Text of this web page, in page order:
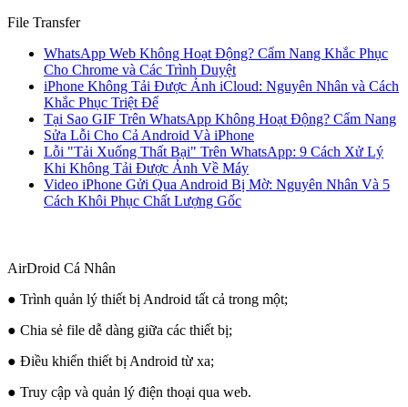
File Transfer
WhatsApp Web Không Hoạt Động? Cẩm Nang Khắc Phục
Cho Chrome và Các Trình Duyệt
iPhone Không Tải Được Ảnh iCloud: Nguyên Nhân và Cách
Khắc Phục Triệt Để
Tại Sao GIF Trên WhatsApp Không Hoạt Động? Cẩm Nang
Sửa Lỗi Cho Cả Android Và iPhone
Lỗi "Tải Xuống Thất Bại" Trên WhatsApp: 9 Cách Xử Lý
Khi Không Tải Được Ảnh Về Máy
Video iPhone Gửi Qua Android Bị Mờ: Nguyên Nhân Và 5
Cách Khôi Phục Chất Lượng Gốc
AirDroid Cá Nhân
● Trình quản lý thiết bị Android tất cả trong một;
● Chia sẻ file dễ dàng giữa các thiết bị;
● Điều khiển thiết bị Android từ xa;
● Truy cập và quản lý điện thoại qua web.